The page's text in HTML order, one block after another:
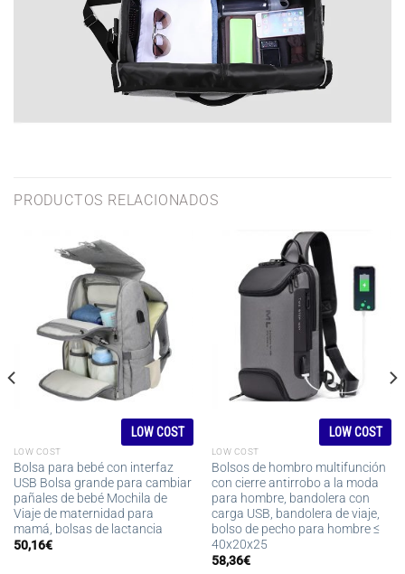
PRODUCTOS RELACIONADOS
LOW COST
LOW COST
Bolsa para bebé con interfaz
USB Bolsa grande para cambiar
pañales de bebé Mochila de
Viaje de maternidad para
mamá, bolsas de lactancia
50,16€
LOW COST
LOW COST
Bolsos de hombro multifunción
con cierre antirrobo a la moda
para hombre, bandolera con
carga USB, bandolera de viaje,
bolso de pecho para hombre ≤
40x20x25
58,36€